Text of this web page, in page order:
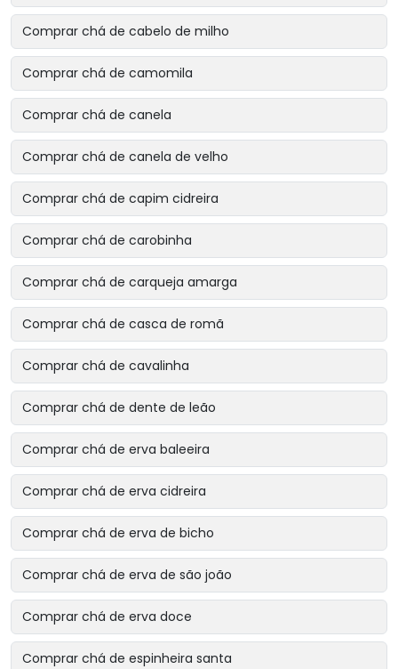
Comprar chá de cabelo de milho
Comprar chá de camomila
Comprar chá de canela
Comprar chá de canela de velho
Comprar chá de capim cidreira
Comprar chá de carobinha
Comprar chá de carqueja amarga
Comprar chá de casca de romã
Comprar chá de cavalinha
Comprar chá de dente de leão
Comprar chá de erva baleeira
Comprar chá de erva cidreira
Comprar chá de erva de bicho
Comprar chá de erva de são joão
Comprar chá de erva doce
Comprar chá de espinheira santa